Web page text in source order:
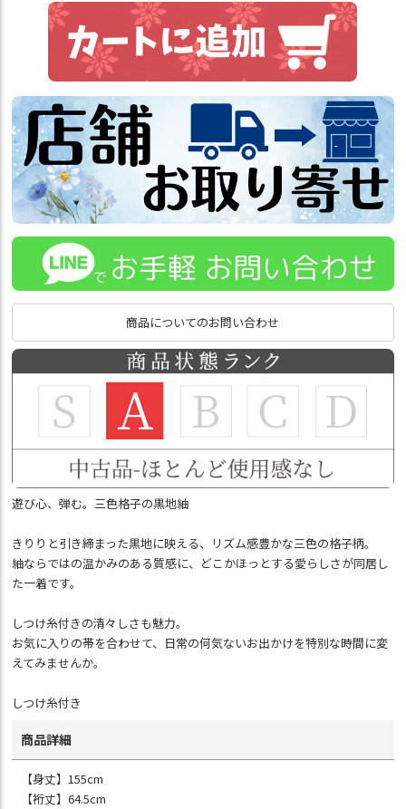
商品についてのお問い合わせ
遊び心、弾む。三色格子の黒地紬
きりりと引き締まった黒地に映える、リズム感豊かな三色の格子柄。
紬ならではの温かみのある質感に、どこかほっとする愛らしさが同居し
た一着です。
しつけ糸付きの清々しさも魅力。
お気に入りの帯を合わせて、日常の何気ないお出かけを特別な時間に変
えてみませんか。
しつけ糸付き
商品詳細
【身丈】155cm
【裄丈】64.5cm